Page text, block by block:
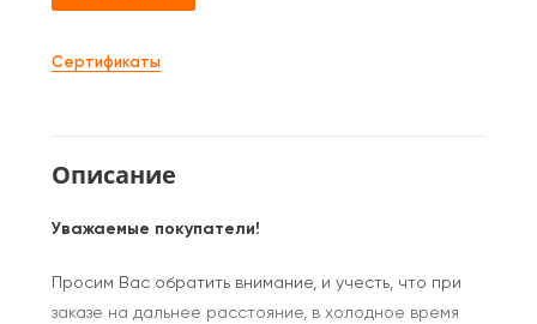
Сертификаты
Описание
Уважаемые покупатели!
Просим Вас обратить внимание, и учесть, что при
заказе на дальнее расстояние, в холодное время